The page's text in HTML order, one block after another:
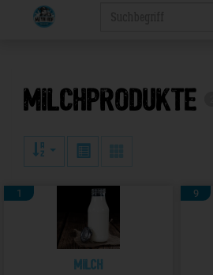
Milchprodukte
1
Milch
9